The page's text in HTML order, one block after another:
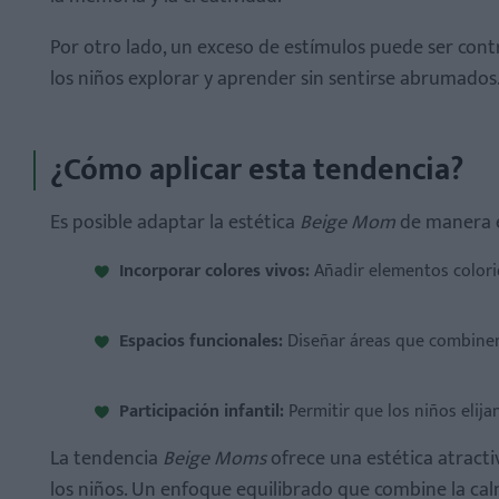
Por otro lado, un exceso de estímulos puede ser
los niños explorar y aprender sin sentirse abrumados.
¿Cómo aplicar esta tendencia?
Es posible adaptar la estética Beige Momde
Incorporar colores vivos:Añadir elementos
Espacios funcionales: Diseñar áreas que
Participación infantil: Permitir que los niños
La tendencia Beige Momsofrece una estética
los niños. Un enfoque equilibrado que combine la